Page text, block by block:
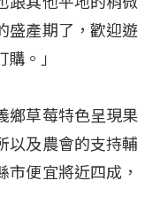
盛產期了，歡迎遊
。」
鄉草莓特色呈現果
以及農會的支持輔
市便宜將近四成，